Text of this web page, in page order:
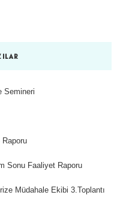
Semineri
Raporu
Sonu Faaliyet Raporu
Müdahale Ekibi 3.Toplantı